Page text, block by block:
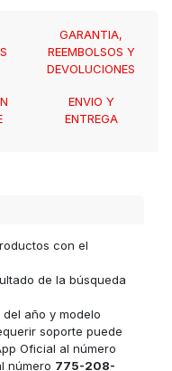
GARANTIA,
REEMBOLSOS Y
DEVOLUCIONES
ENVIO Y
ENTREGA
con el
de la búsqueda
año y modelo
soporte puede
Oficial al número
número 775-208-